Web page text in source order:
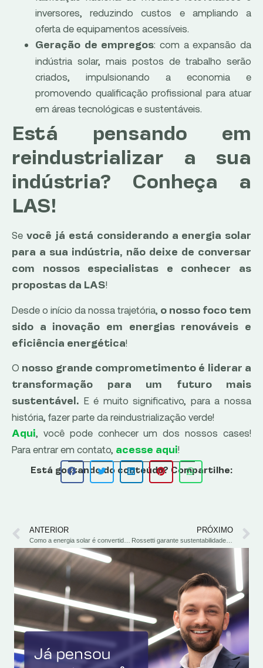
inversores, reduzindo custos e ampliando a
oferta de equipamentos acessíveis.
Geração de empregos: com a expansão da
indústria solar, mais postos de trabalho serão
criados, impulsionando a economia e
promovendo qualificação profissional para atuar
em áreas tecnológicas e sustentáveis.
Está pensando em
reindustrializar a sua
indústria? Conheça a
LAS!
Se você já está considerando a energia solar
para a sua indústria, não deixe de conversar
com nossos especialistas e conhecer as
propostas da LAS!
Desde o início da nossa trajetória, o nosso foco tem
sido a inovação em energias renováveis e
eficiência energética!
O nosso grande comprometimento é liderar a
transformação para um futuro mais
sustentável. E é muito significativo, para a nossa
história, fazer parte da reindustrialização verde!
Aqui , você pode conhecer um dos nossos cases!
Para entrar em contato, acesse aqui!
Está gostando do conteúdo? Compartilhe:
ANTERIOR PRÓXIMO
Rossetti garante sustentabilidade e eficiência energética com a LAS